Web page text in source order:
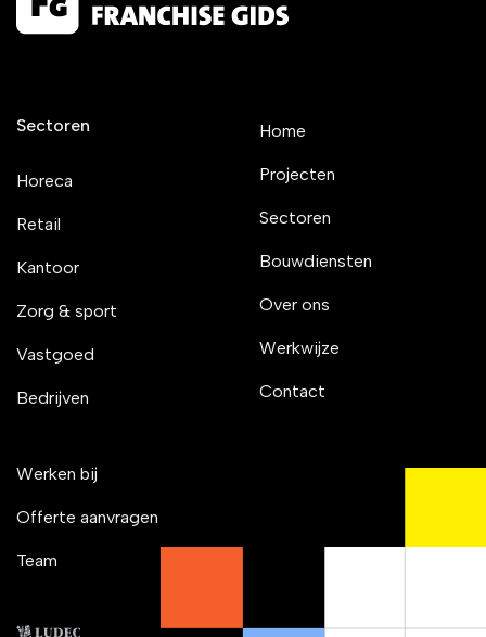
Sectoren
Horeca
Retail
Kantoor
Zorg & sport
Vastgoed
Bedrijven
Home
Projecten
Sectoren
Bouwdiensten
Over ons
Werkwijze
Contact
Werken bij
Offerte aanvragen
Team